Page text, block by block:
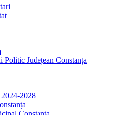
Județean Constanța
2028
Constanța